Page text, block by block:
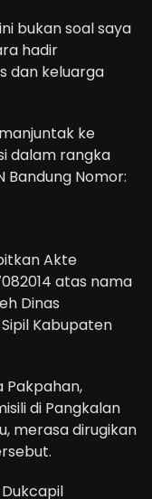
bukan soal saya
hadir
dan keluarga
ke
dalam rangka
Bandung Nomor:
Akte
atas nama
Dinas
Kabupaten
Pakpahan,
di Pangkalan
merasa dirugikan